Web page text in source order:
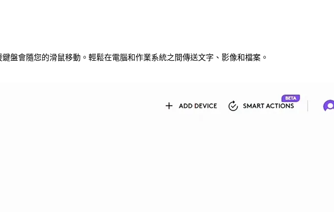
盤會隨您的滑鼠移動。輕鬆在電腦和作業系統之間傳送文字、影像和檔案。